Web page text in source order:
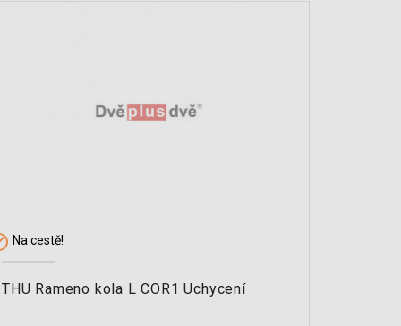
Na cestě!
THU Rameno kola L COR1 Uchycení